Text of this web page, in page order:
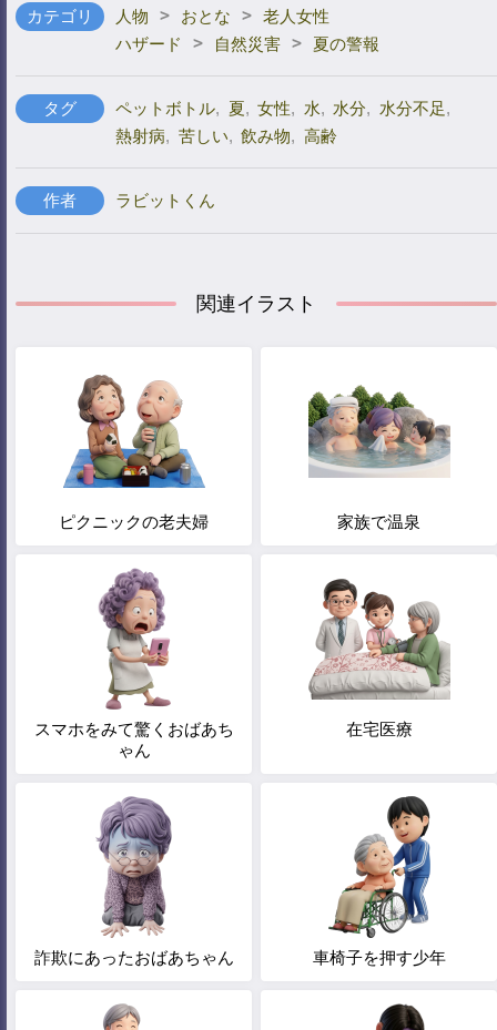
カテゴリ 人物 > おとな > 老人女性
ハザード
> 自然災害 > 夏の警報
タグ ペットボトル, 夏, 女性, 水, 水分, 水分不足,
熱射病, 苦しい, 飲み物, 高齢
作者 ラビットくん
関連イラスト
ピクニックの老夫婦 家族で温泉
スマホをみて驚くおばあち
ゃん
在宅医療
詐欺にあったおばあちゃん 車椅子を押す少年